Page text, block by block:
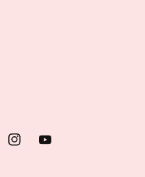
InstagramYouTube